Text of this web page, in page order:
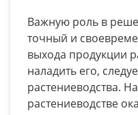
Важную роль в
точный и
выхода продукции
наладить его,
растениеводства.
растениеводстве